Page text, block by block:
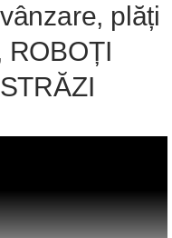
plăți
ROBOȚI